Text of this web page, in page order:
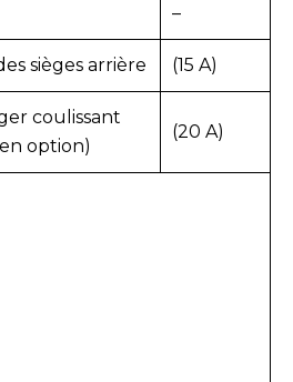
–
sièges arrière (15 A)
coulissant
option)
(20 A)